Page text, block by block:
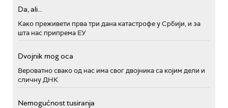
Da, ali...
Како преживети прва три дана катастрофе у Србији, и за
шта нас припрема ЕУ
Dvojnik mog oca
Вероватно свако од нас има свог двојника са којим дели и
сличну ДНК
Nemogućnost tusiranja